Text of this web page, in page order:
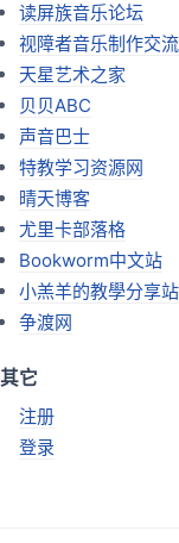
读屏族音乐论坛
视障者音乐制作交
天星艺术之家
贝贝ABC
声音巴士
特教学习资源网
晴天博客
尤里卡部落格
Bookworm中文站
小羔羊的教學分享站
争渡网
其它
注册
登录